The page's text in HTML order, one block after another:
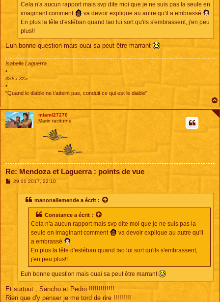
Cela n'a aucun rapport mais svp dite moi que je ne suis pas la seule en
imaginant comment
va devoir explique au autre qu'il a embrassé
En plus la tête d'estéban quand tao lui sort qu'ils s'embrassent, j'en peu
plus!!
Euh bonne question mais ouai sa peut être marrant
Isabella Laguerra
•
320i x 325i
•
"Quand le diable ne t’atteint pas, conduit ce qui est le diable"
miami27270
Marin taciturne
Re: Mendoza et Laguerra : points de vue
M29 11 2017, 22:10
manonallemende a écrit :
Constance a écrit :
Cela n'a aucun rapport mais svp dite moi que je ne suis pas la
seule en imaginant comment
va devoir explique au autre qu'il
a embrassé
En plus la tête d'estéban quand tao lui sort qu'ils s'embrassent,
j'en peu plus!!
Euh bonne question mais ouai sa peut être marrant
Et surtout , Sancho et Pedro !!!!!!!!!!!!!
Rien que d'y penser je me tord de rire !!!!!!!!!